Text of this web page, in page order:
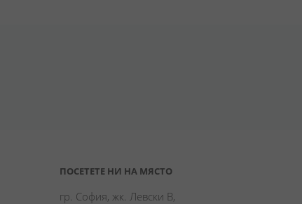
ПОСЕТЕТЕ НИ НА МЯСТО
гр. София, жк. Левски В,